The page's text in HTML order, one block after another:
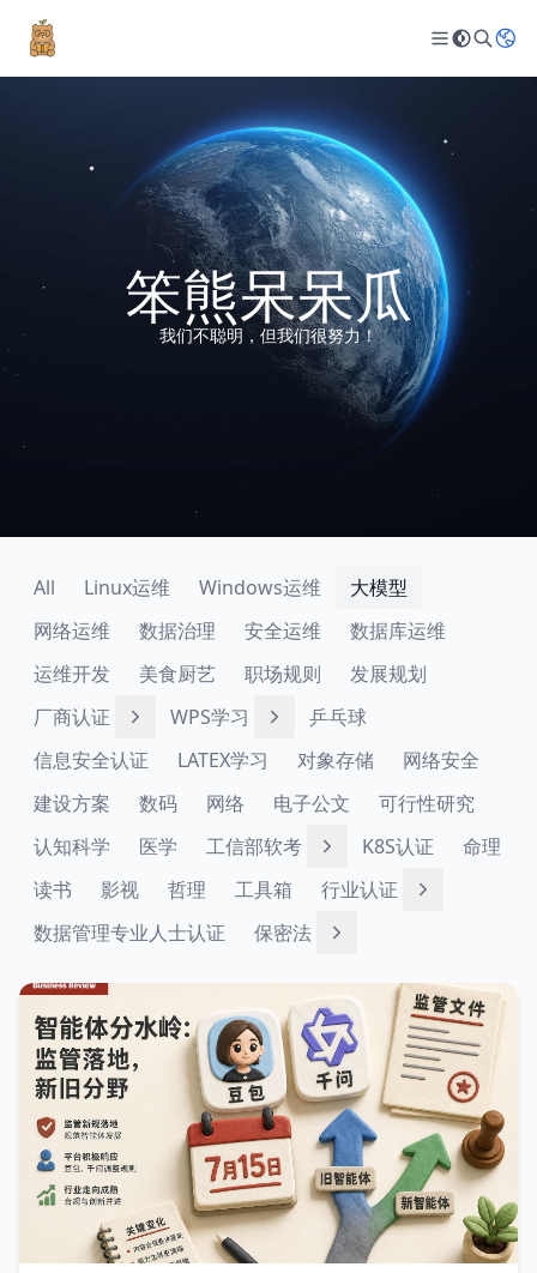
笨熊呆呆瓜
我们不聪明，但我们很努力！
All Linux运维 Windows运维
大模型
网络运维
数据治理 安全运维
数据库运维
运维开发
美食厨艺 职场规则
发展规划
厂商认证
WPS学习
乒乓球
信息安全认证
LATEX学习 对象存储
网络安全
建设方案
数码 网络 电子公文
可行性研究
认知科学
医学 工信部软考 K8S认证
命理
读书
影视 哲理 工具箱
行业认证
数据管理专业人士认证
保密法